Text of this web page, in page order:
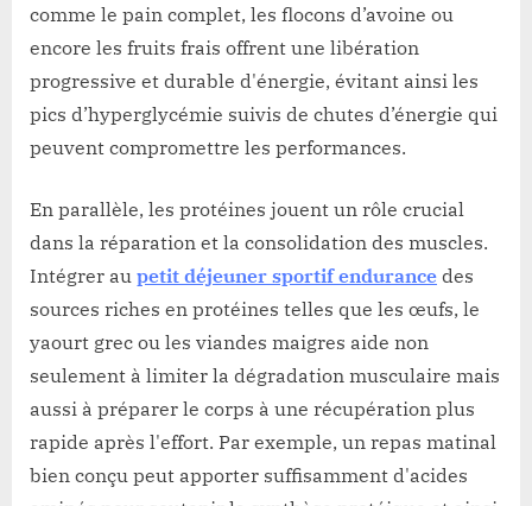
comme le pain complet, les flocons d’avoine ou
encore les fruits frais offrent une libération
progressive et durable d'énergie, évitant ainsi les
pics d’hyperglycémie suivis de chutes d’énergie qui
peuvent compromettre les performances.
En parallèle, les protéines jouent un rôle crucial
dans la réparation et la consolidation des muscles.
Intégrer au petit déjeuner sportif endurance des
sources riches en protéines telles que les œufs, le
yaourt grec ou les viandes maigres aide non
seulement à limiter la dégradation musculaire mais
aussi à préparer le corps à une récupération plus
rapide après l'effort. Par exemple, un repas matinal
bien conçu peut apporter suffisamment d'acides